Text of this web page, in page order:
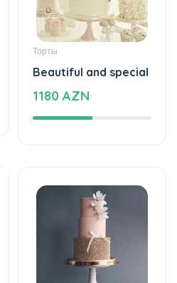
Торты
Beautiful and special
1180 AZN